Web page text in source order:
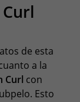
de esta
a la
Curl con
Esto